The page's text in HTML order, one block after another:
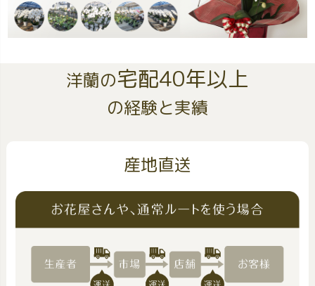
洋蘭の宅配40年以上
の経験と実績
産地直送